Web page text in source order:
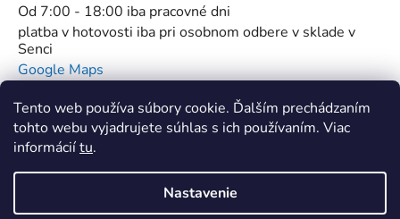
Tento web používa súbory cookie. Ďalším prechádzaním
tohto webu vyjadrujete súhlas s ich používaním. Viac
informáciítu.
Nastavenie
Od 7:00 - 18:00 iba pracovné dni
platba v hotovosti iba pri osobnom odbere v sklade v
Senci
Google Maps
Flowstop - Proti povodňové bariéry //
SUP Star Pump - Špecialista na pumpy